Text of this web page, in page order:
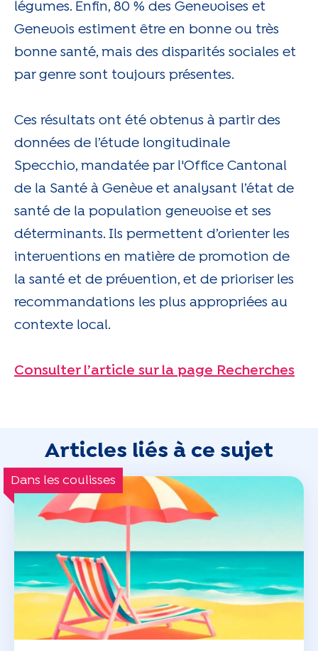
légumes. Enfin, 80 % des Genevoises et
Genevois estiment être en bonne ou très
bonne santé, mais des disparités sociales et
par genre sont toujours présentes.
Ces résultats ont été obtenus à partir des
données de l’étude longitudinale
Specchio, mandatée par l'Office Cantonal
de la Santé à Genève et analysant l’état de
santé de la population genevoise et ses
déterminants. Ils permettent d’orienter les
interventions en matière de promotion de
la santé et de préven­tion, et de prioriser les
recommandations les plus appropriées au
contexte local.
Consulter l’article sur la page Recherches
Articles liés à ce sujet
Dans les coulisses